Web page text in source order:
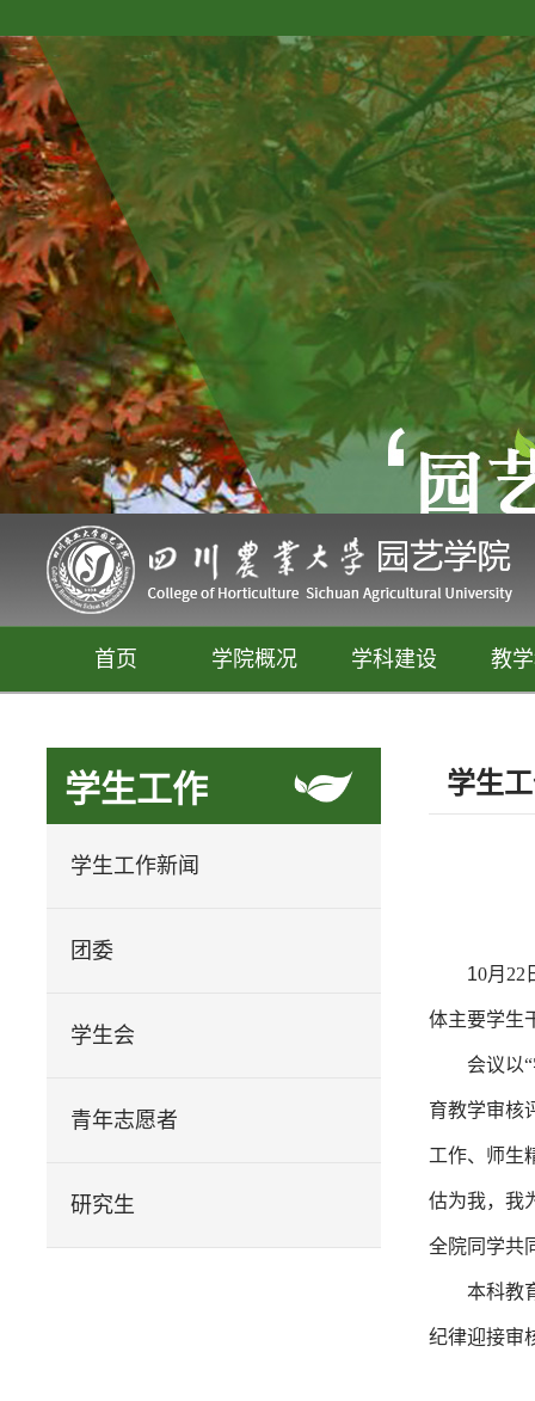
释放你的生活创意
首页 学院概况 学科建设 教
学生工作
学生工作新闻
团委
学生会
青年志愿者
研究生
学生
10月22
体主要学生
会议以
育教学审核
工作、师生
估为我，我
全院同学共
本科教
纪律迎接审